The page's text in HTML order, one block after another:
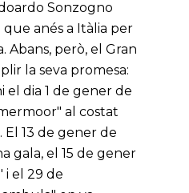
Sonzogno
anés a Itàlia per
Abans, però, el Gran
la seva promesa:
dia 1 de gener de
al costat
El 13 de gener de
gala, el 15 de gener
i el 29 de